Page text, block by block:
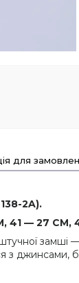
для
2A).
41 — 27
штучної
з джинсами,